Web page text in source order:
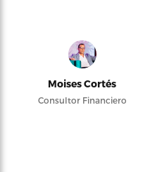
Moises Cortés
Consultor Financiero